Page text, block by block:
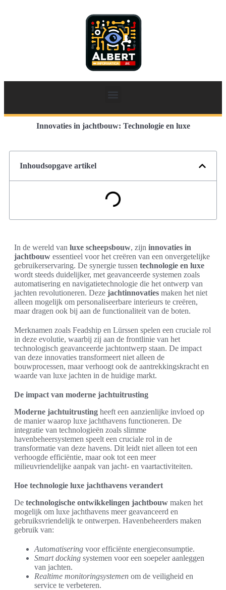
Innovaties in jachtbouw: Technologie en luxe
Inhoudsopgave artikel
In de wereld van luxe scheepsbouw, zijn innovaties in
jachtbouw essentieel voor het creëren van een onvergetelijke
gebruikerservaring. De synergie tussen technologie en luxe
wordt steeds duidelijker, met geavanceerde systemen zoals
automatisering en navigatietechnologie die het ontwerp van
jachten revolutioneren. Deze jachtinnovaties maken het niet
alleen mogelijk om personaliseerbare interieurs te creëren,
maar dragen ook bij aan de functionaliteit van de boten.
Merknamen zoals Feadship en Lürssen spelen een cruciale rol
in deze evolutie, waarbij zij aan de frontlinie van het
technologisch geavanceerde jachtontwerp staan. De impact
van deze innovaties transformeert niet alleen de
bouwprocessen, maar verhoogt ook de aantrekkingskracht en
waarde van luxe jachten in de huidige markt.
De impact van moderne jachtuitrusting
Moderne jachtuitrusting heeft een aanzienlijke invloed op
de manier waarop luxe jachthavens functioneren. De
integratie van technologieën zoals slimme
havenbeheersystemen speelt een cruciale rol in de
transformatie van deze havens. Dit leidt niet alleen tot een
verhoogde efficiëntie, maar ook tot een meer
milieuvriendelijke aanpak van jacht- en vaartactiviteiten.
Hoe technologie luxe jachthavens verandert
De technologische ontwikkelingen jachtbouw maken het
mogelijk om luxe jachthavens meer geavanceerd en
gebruiksvriendelijk te ontwerpen. Havenbeheerders maken
gebruik van:
Automatisering voor efficiënte energieconsumptie.
Smart docking systemen voor een soepeler aanleggen
van jachten.
Realtime monitoringsystemen om de veiligheid en
service te verbeteren.